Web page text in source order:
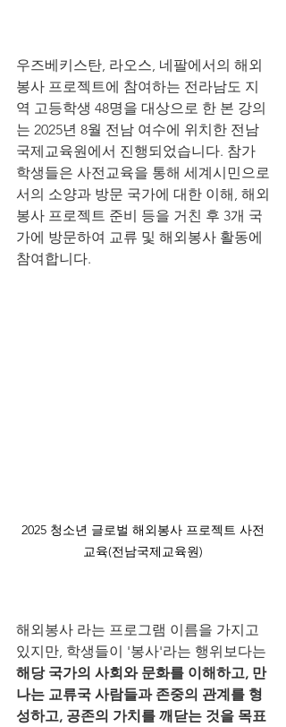
우즈베키스탄, 라오스, 네팔에서의 해외
봉사 프로젝트에 참여하는 전라남도 지
역 고등학생 48명을 대상으로 한 본 강의
는 2025년 8월 전남 여수에 위치한 전남
국제교육원에서 진행되었습니다. 참가
학생들은 사전교육을 통해 세계시민으로
서의 소양과 방문 국가에 대한 이해, 해외
봉사 프로젝트 준비 등을 거친 후 3개 국
가에 방문하여 교류 및 해외봉사 활동에
참여합니다.
﻿2025 청소년 글로벌 해외봉사 프로젝트 사전
교육(전남국제교육원)
해외봉사 라는 프로그램 이름을 가지고
있지만, 학생들이 '봉사'라는 행위보다는
해당 국가의 사회와 문화를 이해하고, 만
나는 교류국 사람들과 존중의 관계를 형
성하고, 공존의 가치를 깨닫는 것을 목표